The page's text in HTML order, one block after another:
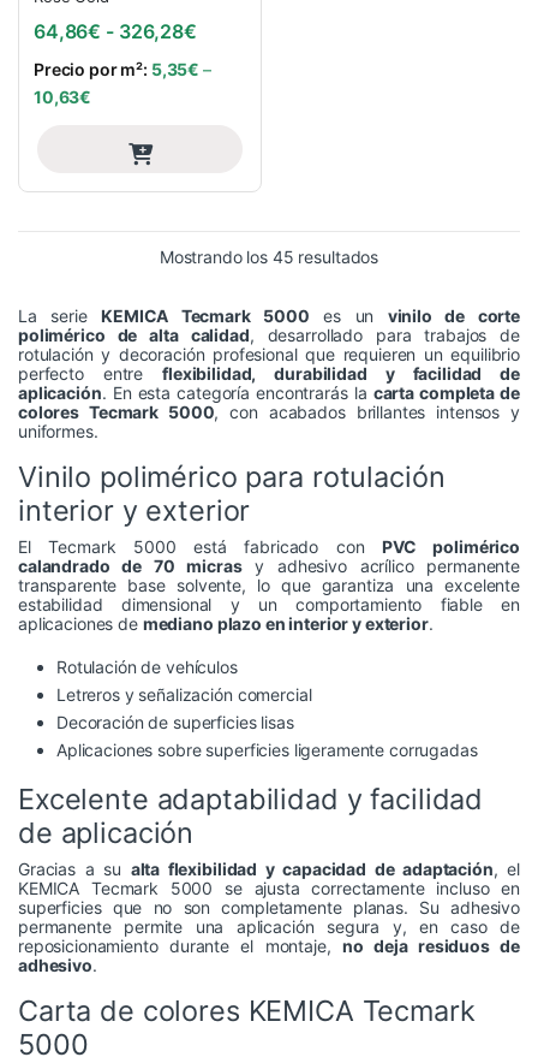
64,86€ - 326,28€Rango de precios: desde 64,86€
Precio por m²: 5,35€ –
10,63€
Mostrando los 45 resultadosOrdenado por
La serieKEMICA Tecmark 5000 es un vinilo de corte
polimérico de alta calidad, desarrollado para trabajos de
rotulación y decoración profesional que requieren un equilibrio
perfecto entreflexibilidad, durabilidad y facilidad de
aplicación. En esta categoría encontrarás la carta completa de
colores Tecmark 5000, con acabados brillantes intensos y
uniformes.
Vinilo polimérico para rotulación
interior y exterior
El Tecmark 5000 está fabricado conPVC polimérico
calandrado de 70 micrasy adhesivo acrílico permanente
transparente base solvente, lo que garantiza una excelente
estabilidad dimensional y un comportamiento fiable en
aplicaciones de mediano plazo en interior y exterior.
Rotulación de vehículos
Letreros y señalización comercial
Decoración de superficies lisas
Aplicaciones sobre superficies ligeramente corrugadas
Excelente adaptabilidad y facilidad
de aplicación
Gracias a su alta flexibilidad y capacidad de adaptación, el
KEMICA Tecmark 5000 se ajusta correctamente incluso en
superficies que no son completamente planas. Su adhesivo
permanente permite una aplicación segura y, en caso de
reposicionamiento durante el montaje, no deja residuos de
adhesivo.
Carta de colores KEMICA Tecmark
5000